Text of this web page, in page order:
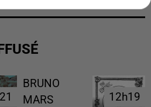
BRUNO
MARS
12h19
12h19